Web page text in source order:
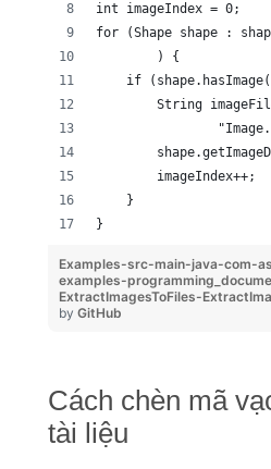
int imageIndex = 0;
for (Shape shape :
        ) {
if
String
        imageIndex++;
    }
}
Examples-src-main-java-com-
examples-
ExtractImagesToFiles-
by GitHub
Cách chèn mã
tài liệu